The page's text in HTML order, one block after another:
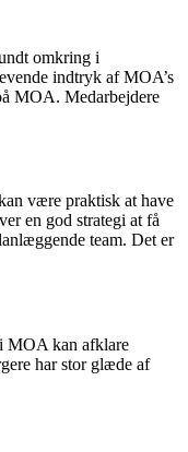
omkring i
indtryk af MOA’s
MOA. Medarbejdere
være praktisk at have
en god strategi at få
team. Det er
i MOA kan afklare
har stor glæde af